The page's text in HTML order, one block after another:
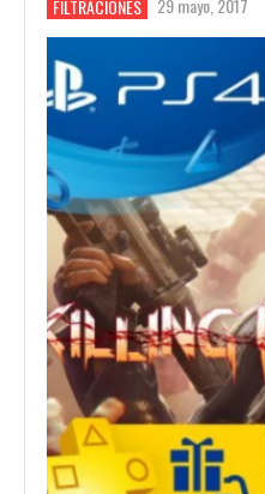
FILTRACIONES 29 mayo, 2017